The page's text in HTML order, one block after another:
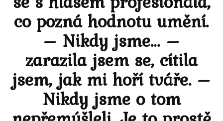
co pozná hodnotu umění.
– Nikdy jsme… –
zarazila jsem se, cítila
jsem, jak mi hoří tváře. –
Nikdy jsme o tom